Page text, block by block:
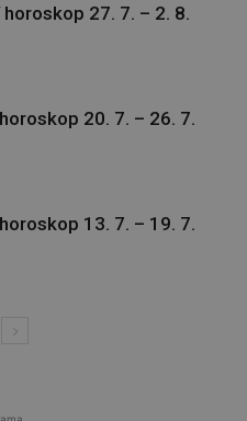
27. 7. – 2. 8.
20. 7. – 26. 7.
13. 7. – 19. 7.